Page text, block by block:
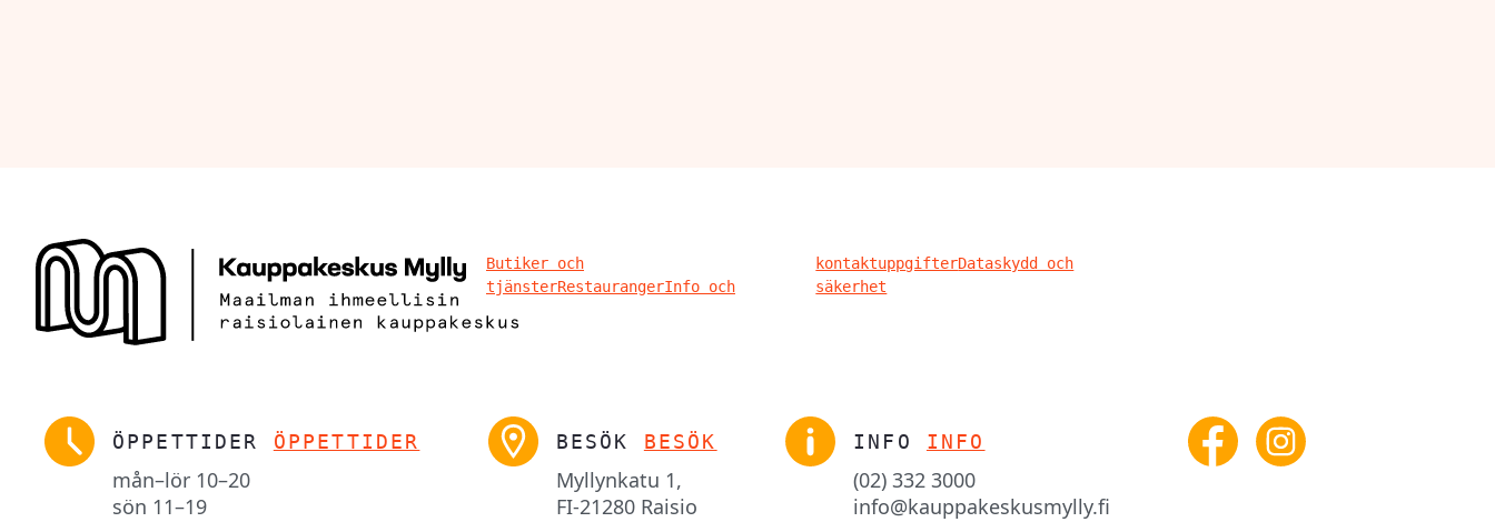
Butiker och
tjänsterRestaurangerInfo och
kontaktuppgifterDataskydd och
säkerhet
ÖPPETTIDER ÖPPETTIDER
mån–lör 10–20
sön 11–19
BESÖK BESÖK
Myllynkatu 1,
FI-21280 Raisio
INFO INFO
(02) 332 3000
info@kauppakeskusmylly.fi